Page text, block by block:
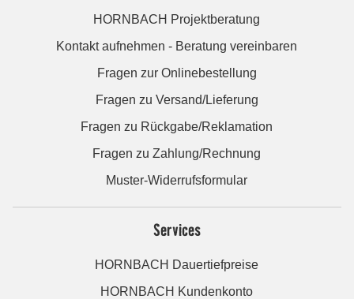
HORNBACH Projektberatung
Kontakt aufnehmen - Beratung vereinbaren
Fragen zur Onlinebestellung
Fragen zu Versand/Lieferung
Fragen zu Rückgabe/Reklamation
Fragen zu Zahlung/Rechnung
Muster-Widerrufsformular
Services
HORNBACH Dauertiefpreise
HORNBACH Kundenkonto